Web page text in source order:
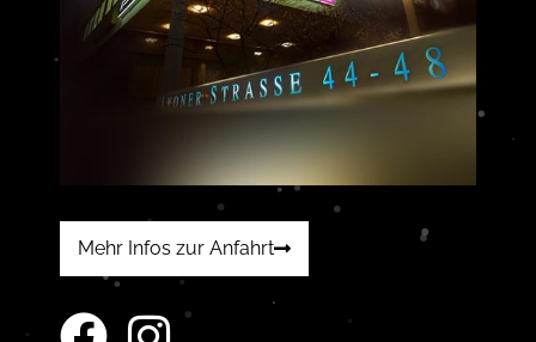
Mehr Infos zur Anfahrt